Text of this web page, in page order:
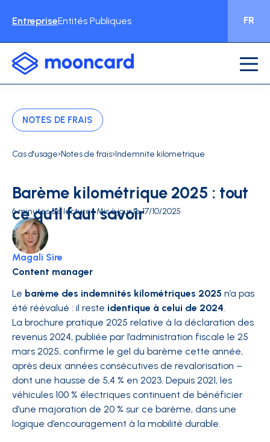
EntrepriseEntités Publiques FR
NOTES DE FRAIS
Cas d'usage›Notes de frais›Indemnite kilometrique
Barème kilométrique 2025 : tout
ce qu'il faut savoir
6 minutes de lecture | Mis à jour le 17/10/2025
Magali Sire
Content manager
Le barème des indemnités kilométriques 2025 n’a pas
été réévalué : il reste identique à celui de 2024.
La brochure pratique 2025 relative à la déclaration des
revenus 2024, publiée par l’administration fiscale le 25
mars 2025, confirme le gel du barème cette année,
après deux années consécutives de revalorisation –
dont une hausse de 5,4 % en 2023. Depuis 2021, les
véhicules 100 % électriques continuent de bénéficier
d’une majoration de 20 % sur ce barème, dans une
logique d’encouragement à la mobilité durable.